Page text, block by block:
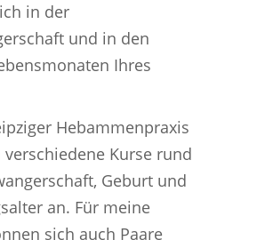
in der
und in den
Ihres
Hebammenpraxis
Kurse rund
Geburt und
an. Für meine
sich auch Paare